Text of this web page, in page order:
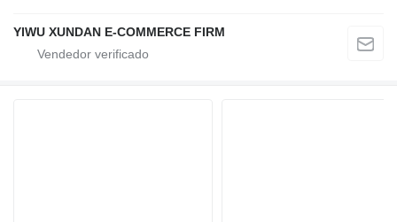
YIWU XUNDAN E-COMMERCE FIRM